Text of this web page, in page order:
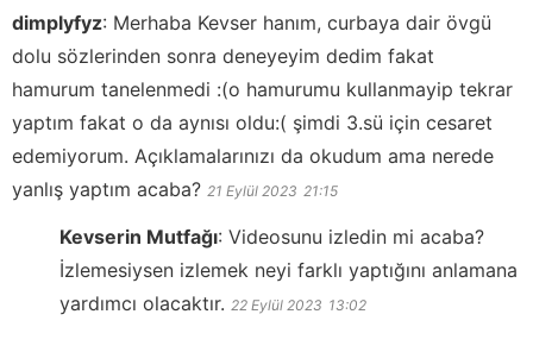
dimplyfyz: Merhaba Kevser hanım, curbaya dair övgü
dolu sözlerinden sonra deneyeyim dedim fakat
hamurum tanelenmedi :(o hamurumu kullanmayip tekrar
yaptım fakat o da aynısı oldu:( şimdi 3.sü için cesaret
edemiyorum. Açıklamalarınızı da okudum ama nerede
yanlış yaptım acaba? 21 Eylül 2023 21:15
Kevserin Mutfağı: Videosunu izledin mi acaba?
İzlemesiysen izlemek neyi farklı yaptığını anlamana
yardımcı olacaktır. 22 Eylül 2023 13:02